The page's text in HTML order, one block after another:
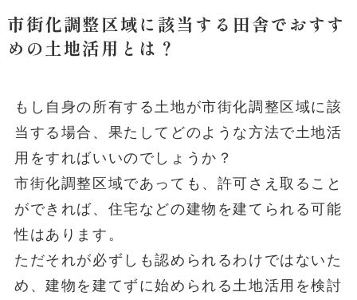
市街化調整区域に該当する田舎でおすす
めの土地活用とは？
もし自身の所有する土地が市街化調整区域に該
当する場合、果たしてどのような方法で土地活
用をすればいいのでしょうか？
市街化調整区域であっても、許可さえ取ること
ができれば、住宅などの建物を建てられる可能
性はあります。
ただそれが必ずしも認められるわけではないた
め、建物を建てずに始められる土地活用を検討